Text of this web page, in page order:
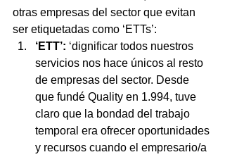
otras empresas del sector que evitan
ser etiquetadas como ‘ETTs’:
‘ETT’: ‘dignificar todos nuestros
servicios nos hace únicos al resto
de empresas del sector. Desde
que fundé Quality en 1.994, tuve
claro que la bondad del trabajo
temporal era ofrecer oportunidades
y recursos cuando el empresario/a